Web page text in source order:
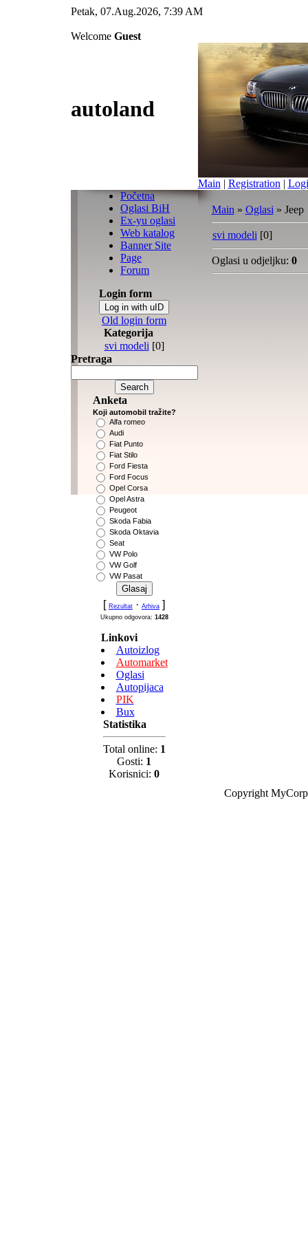
Petak, 07.Aug.2026, 7:39 AM
Welcome Guest
autoland
Main | Registration |
Početna
Oglasi BiH
Ex-yu oglasi
Web katalog
Banner Site
Page
Forum
Login form
Log in with uID
Old login form
Kategorija
svi modeli [0]
Pretraga
Anketa
Koji automobil tražite?
Alfa romeo
Audi
Fiat Punto
Fiat Stilo
Ford Fiesta
Ford Focus
Opel Corsa
Opel Astra
Peugeot
Skoda Fabia
Skoda Oktavia
Seat
VW Polo
VW Golf
VW Pasat
[ Rezultat · Arhiva ]
Ukupno odgovora: 1428
Linkovi
Autoizlog
Automarket
Oglasi
Autopijaca
PIK
Bux
Statistika
Total online: 1
Gosti: 1
Korisnici: 0
Main » Oglasi » Jeep
svi modeli [0]
Oglasi u odjeljku: 0
Copyright